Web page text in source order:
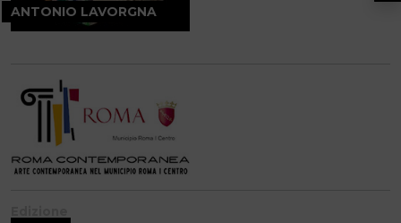
ANTONIO LAVORGNA